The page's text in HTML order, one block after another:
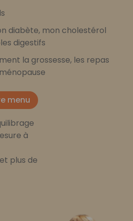
diabète, mon cholestérol
digestifs
la grossesse, les repas
menu
à
plus de